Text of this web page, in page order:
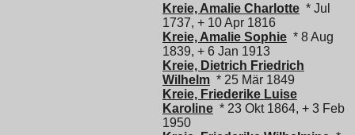
Kreie, Amalie Charlotte * Jul
1737, + 10 Apr 1816
Kreie, Amalie Sophie * 8 Aug
1839, + 6 Jan 1913
Kreie, Dietrich Friedrich
Wilhelm * 25 Mär 1849
Kreie, Friederike Luise
Karoline * 23 Okt 1864, + 3 Feb
1950